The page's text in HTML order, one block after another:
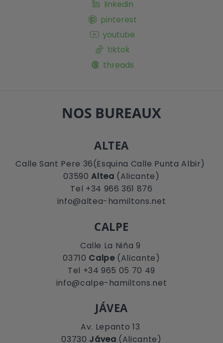
linkedin
pinterest
youtube
tiktok
threads
NOS BUREAUX
ALTEA
Calle Sant Pere 36(Esquina Calle Punta Albir)
03590Altea (Alicante)
Tel +34 966 361 876
info@altea-hamiltons.net
CALPE
Calle La Niña 9
03710 Calpe(Alicante)
Tel +34 965 05 70 49
info@calpe-hamiltons.net
JÁVEA
Av. Lepanto 13
03730 Jávea (Alicante)